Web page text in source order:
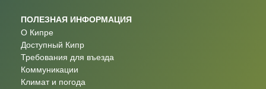
ПОЛЕЗНАЯ ИНФОРМАЦИЯ
О Кипре
Доступный Кипр
Требования для въезда
Коммуникации
Климат и погода